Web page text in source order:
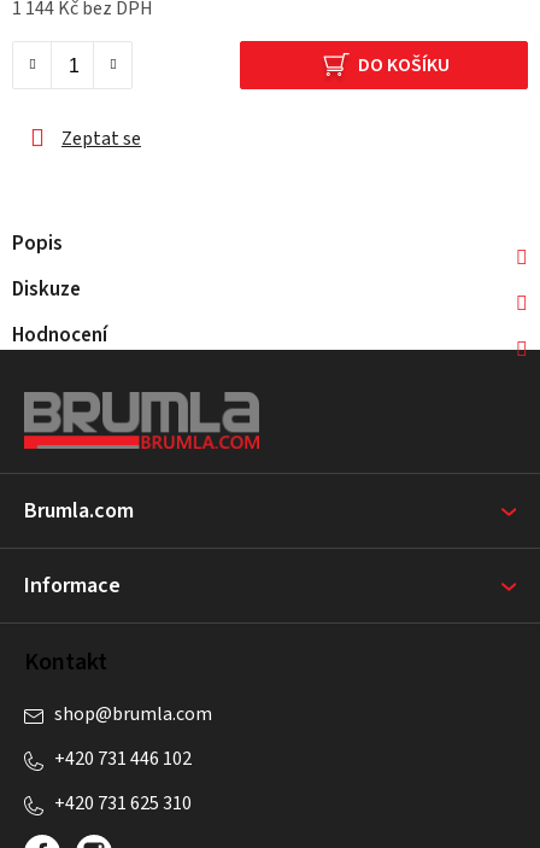
1 144 Kč bez DPH
DO KOŠÍKU
Zeptat se
Popis
Diskuze
Hodnocení
a
í
Brumla.com
Informace
Kontakt
shop@brumla.com
+420 731 446 102
+420 731 625 310